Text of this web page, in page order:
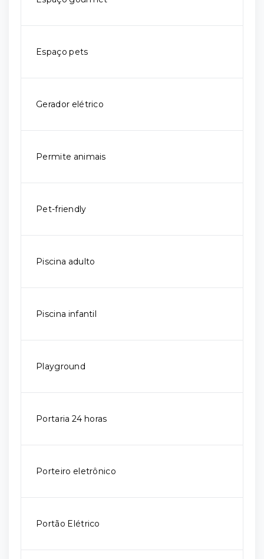
Espaço pets
Gerador elétrico
Permite animais
Pet-friendly
Piscina adulto
Piscina infantil
Playground
Portaria 24 horas
Porteiro eletrônico
Portão Elétrico